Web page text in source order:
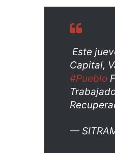
Este
Capital,
#Pueblo
—